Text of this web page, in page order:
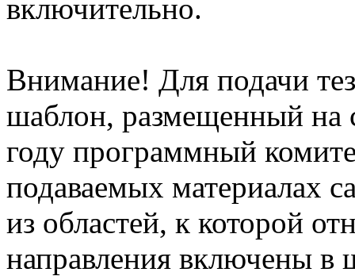
включительно.
Внимание! Для подачи
шаблон, размещенный на
году программный
подаваемых материалах
из областей, к которой
направления включены в